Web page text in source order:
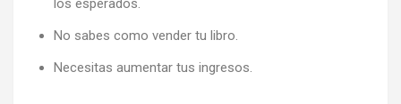
los esperados.
No sabes como vender tu libro.
Necesitas aumentar tus ingresos.